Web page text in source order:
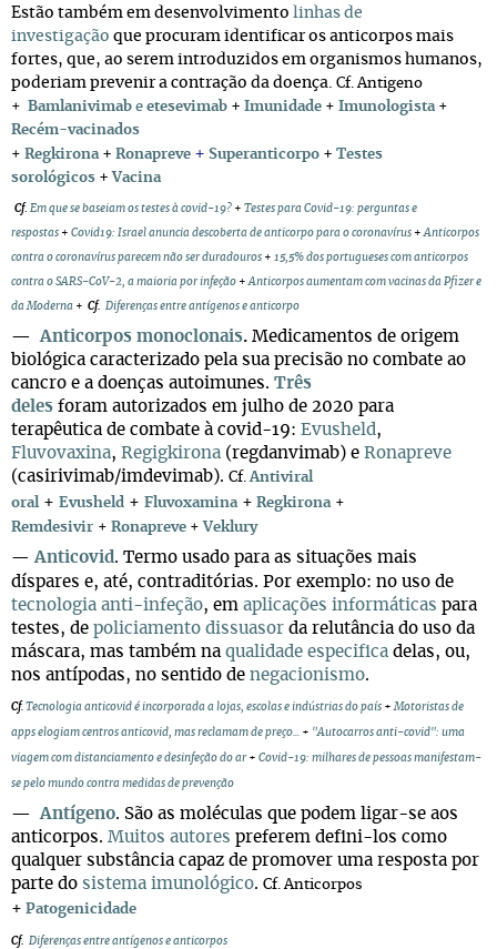
Estão também em desenvolvimento linhas de
investigação que procuram identificar os anticorpos mais
fortes, que, ao serem introduzidos em organismos humanos,
poderiam prevenir a contração da doença. Cf. Antigeno
+ Bamlanivimab e etesevimab + Imunidade + Imunologista+
Recém-vacinados
+ Regkirona + Ronapreve + Superanticorpo + Testes
sorológicos + Vacina
Cf. Em que se baseiam os testes à covid-19? + Testes para Covid-19: perguntas e
respostas + Covid19: Israel anuncia descoberta de anticorpo para o coronavírus +Anticorpos
contra o coronavírus parecem não ser duradouros + 15,5% dos portugueses com anticorpos
contra o SARS-CoV-2, a maioria por infeção +Anticorpos aumentam com vacinas da Pfizer e
da Moderna + Cf. Diferenças entre antígenos e anticorpo
— Anticorpos monoclonais. Medicamentos de origem
biológica caracterizado pela sua precisão no combate ao
cancro e a doenças autoimunes. Três
deles foram autorizados em julho de 2020 para
terapêutica de combate à covid-19: Evusheld,
Fluvovaxina, Regigkirona (regdanvimab) e Ronapreve
(casirivimab/imdevimab). Cf.Antiviral
oral + Evusheld + Fluvoxamina + Regkirona +
Remdesivir + Ronapreve + Veklury
— Anticovid. Termo usado para as situações mais
díspares e, até, contraditórias. Por exemplo: no uso de
tecnologia anti-infeção, em aplicações informáticas para
testes, de policiamento dissuasor da relutância do uso da
máscara, mas também na qualidade especifica delas, ou,
nos antípodas, no sentido de negacionismo.
Cf. Tecnologia anticovid é incorporada a lojas, escolas e indústrias do país +Motoristas de
apps elogiam centros anticovid, mas reclamam de preço... + "Autocarros anti-covid": uma
viagem com distanciamento e desinfeção do ar+ Covid-19: milhares de pessoas manifestam-
se pelo mundo contra medidas de prevenção
— Antígeno. São as moléculas que podem ligar-se aos
anticorpos. Muitos autores preferem defini-los como
qualquer substância capaz de promover uma resposta por
parte do sistema imunológico. Cf. Anticorpos
+ Patogenicidade
Cf. Diferenças entre antígenos e anticorpos